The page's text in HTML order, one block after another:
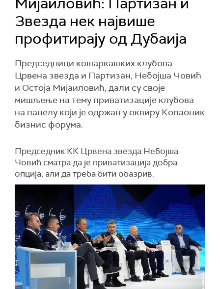
Звезда нек највише
профитирају од Дубаија
Председници кошаркашких клубова
Црвена звезда и Партизан, Небојша Човић
и Остоја Мијаиловић, дали су своје
мишљење на тему приватизације клубова
на панелу који је одржан у оквиру Копаоник
бизнис форума.
Председник КК Црвена звезда Небојша
Човић сматра да је приватизација добра
опција, али да треба бити обазрив.